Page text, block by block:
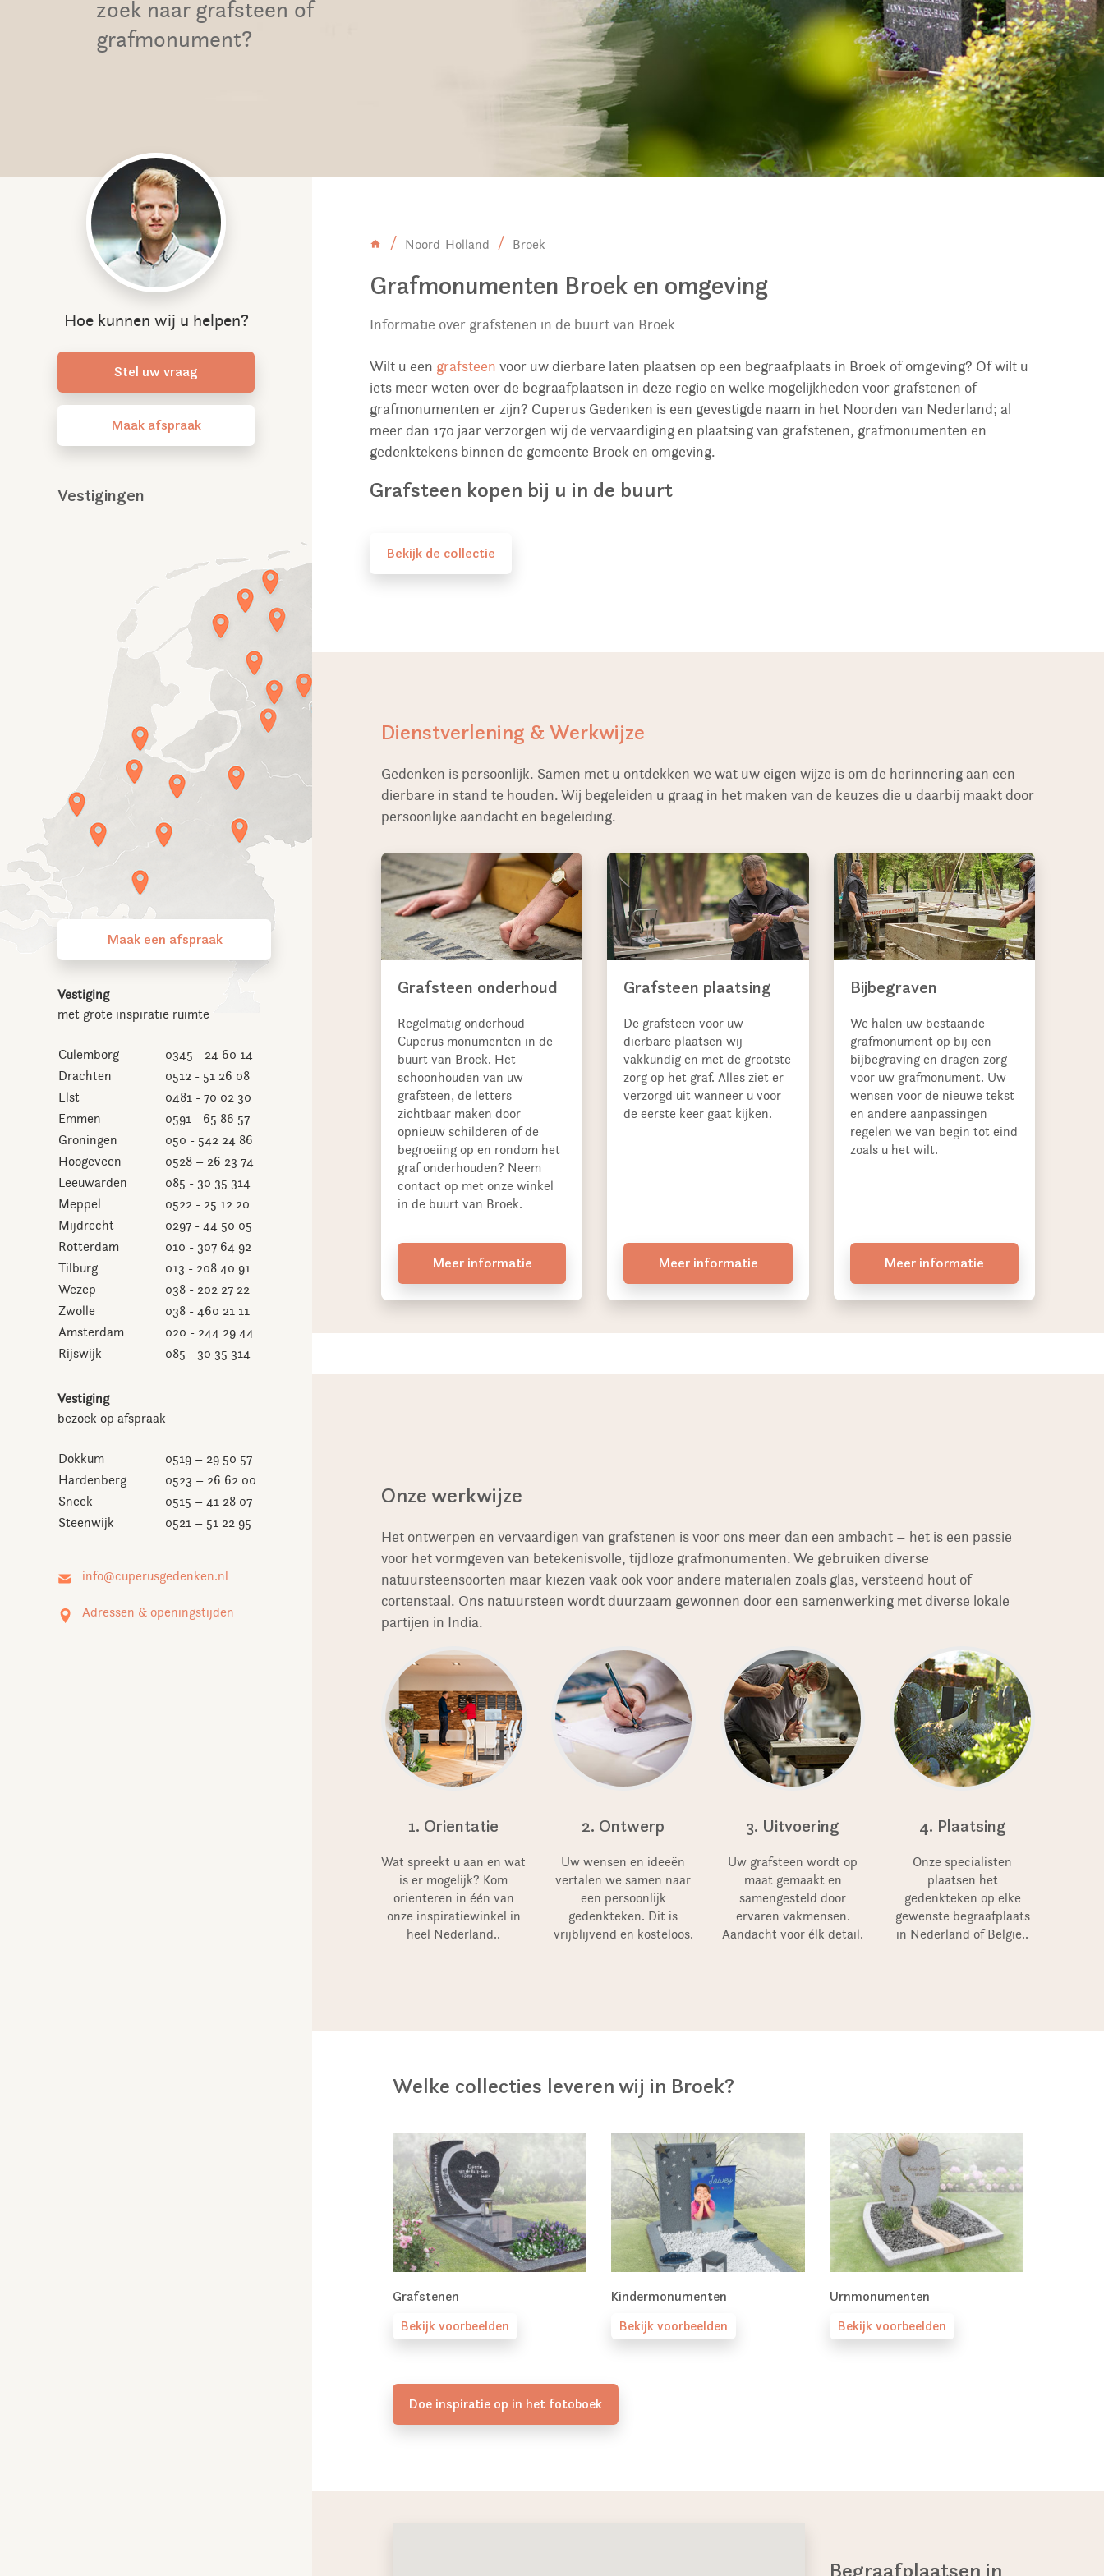
zoek naar grafsteen of
grafmonument?
Hoe kunnen wij u helpen?
Stel uw vraag
Maak afspraak
Vestigingen
Maak een afspraak
Vestiging
met grote inspiratie ruimte
Culemborg
0345 - 24 60 14
Drachten
0512 - 51 26 08
Elst
0481 - 70 02 30
Emmen
0591 - 65 86 57
Groningen
050 - 542 24 86
Hoogeveen
0528 – 26 23 74
Leeuwarden
085 - 30 35 314
Meppel
0522 - 25 12 20
Mijdrecht
0297 - 44 50 05
Rotterdam
010 - 307 64 92
Tilburg
013 - 208 40 91
Wezep
038 - 202 27 22
Zwolle
038 - 460 21 11
Amsterdam
020 - 244 29 44
Rijswijk
085 - 30 35 314
Vestiging
bezoek op afspraak
Dokkum
0519 – 29 50 57
Hardenberg
0523 – 26 62 00
Sneek
0515 – 41 28 07
Steenwijk
0521 – 51 22 95
Adressen & openingstijden
Noord-Holland Broek
Grafmonumenten Broek en omgeving
Informatie over grafstenen in de buurt van Broek
Wilt u een grafsteen voor uw dierbare laten plaatsen op een begraafplaats in Broek of omgeving? Of wilt u
iets meer weten over de begraafplaatsen in deze regio en welke mogelijkheden voor grafstenen of
grafmonumenten er zijn? Cuperus Gedenken is een gevestigde naam in het Noorden van Nederland; al
meer dan 170 jaar verzorgen wij de vervaardiging en plaatsing van grafstenen, grafmonumenten en
gedenktekens binnen de gemeente Broek en omgeving.
Grafsteen kopen bij u in de buurt
Bekijk de collectie
Dienstverlening & Werkwijze
Gedenken is persoonlijk. Samen met u ontdekken we wat uw eigen wijze is om de herinnering aan een
dierbare in stand te houden. Wij begeleiden u graag in het maken van de keuzes die u daarbij maakt door
persoonlijke aandacht en begeleiding.
Grafsteen onderhoud
Regelmatig onderhoud
Cuperus monumenten in de
buurt van Broek. Het
schoonhouden van uw
grafsteen, de letters
zichtbaar maken door
opnieuw schilderen of de
begroeiing op en rondom het
graf onderhouden? Neem
contact op met onze winkel
in de buurt van Broek.
Meer informatie
Grafsteen plaatsing
De grafsteen voor uw
dierbare plaatsen wij
vakkundig en met de grootste
zorg op het graf. Alles ziet er
verzorgd uit wanneer u voor
de eerste keer gaat kijken.
Meer informatie
Bijbegraven
We halen uw bestaande
grafmonument op bij een
bijbegraving en dragen zorg
voor uw grafmonument. Uw
wensen voor de nieuwe tekst
en andere aanpassingen
regelen we van begin tot eind
zoals u het wilt.
Meer informatie
Onze werkwijze
Het ontwerpen en vervaardigen van grafstenen is voor ons meer dan een ambacht – het is een passie
voor het vormgeven van betekenisvolle, tijdloze grafmonumenten. We gebruiken diverse
natuursteensoorten maar kiezen vaak ook voor andere materialen zoals glas, versteend hout of
cortenstaal. Ons natuursteen wordt duurzaam gewonnen door een samenwerking met diverse lokale
partijen in India.
1. Orientatie
Wat spreekt u aan en wat
is er mogelijk? Kom
orienteren in één van
onze inspiratiewinkel in
heel Nederland..
2. Ontwerp
Uw wensen en ideeën
vertalen we samen naar
een persoonlijk
gedenkteken. Dit is
vrijblijvend en kosteloos.
3. Uitvoering
Uw grafsteen wordt op
maat gemaakt en
samengesteld door
ervaren vakmensen.
Aandacht voor élk detail.
4. Plaatsing
Onze specialisten
plaatsen het
gedenkteken op elke
gewenste begraafplaats
in Nederland of België..
Welke collecties leveren wij in Broek?
Grafstenen
Bekijk voorbeelden
Kindermonumenten
Bekijk voorbeelden
Urnmonumenten
Bekijk voorbeelden
Doe inspiratie op in het fotoboek
Begraafplaatsen in